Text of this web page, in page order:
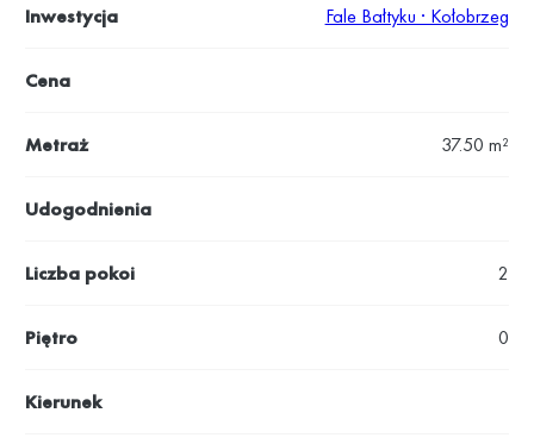
Inwestycja Fale Bałtyku · Kołobrzeg
Cena
Metraż 37.50 m²
Udogodnienia
Liczba pokoi 2
Piętro 0
Kierunek